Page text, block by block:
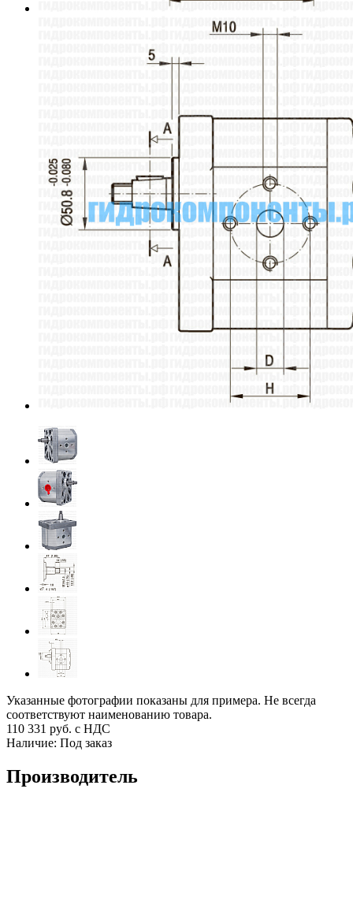
Указанные фотографии показаны для примера. Не всегда
соответствуют наименованию товара.
110 331 руб. с НДС
Наличие: Под заказ
Производитель